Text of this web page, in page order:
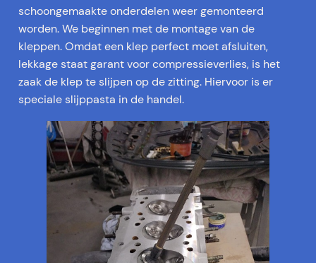
schoongemaakte onderdelen weer gemonteerd
worden. We beginnen met de montage van de
kleppen. Omdat een klep perfect moet afsluiten,
lekkage staat garant voor compressieverlies, is het
zaak de klep te slijpen op de zitting. Hiervoor is er
speciale slijppasta in de handel.